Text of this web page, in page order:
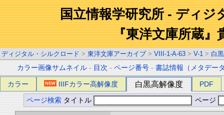
国立情報学研究所 - ディジ
『東洋文庫所蔵』
ディジタル・シルクロード > 東洋文庫アーカイブ > VIII-1-A-63 > V-1 > 白
カラー画像サムネイル - 目次 -ページ番号 -書誌情報（メタデー
カラー IIIFカラー高解像度 白黒高解像度 PDF
ページ検索 タイトル ページ